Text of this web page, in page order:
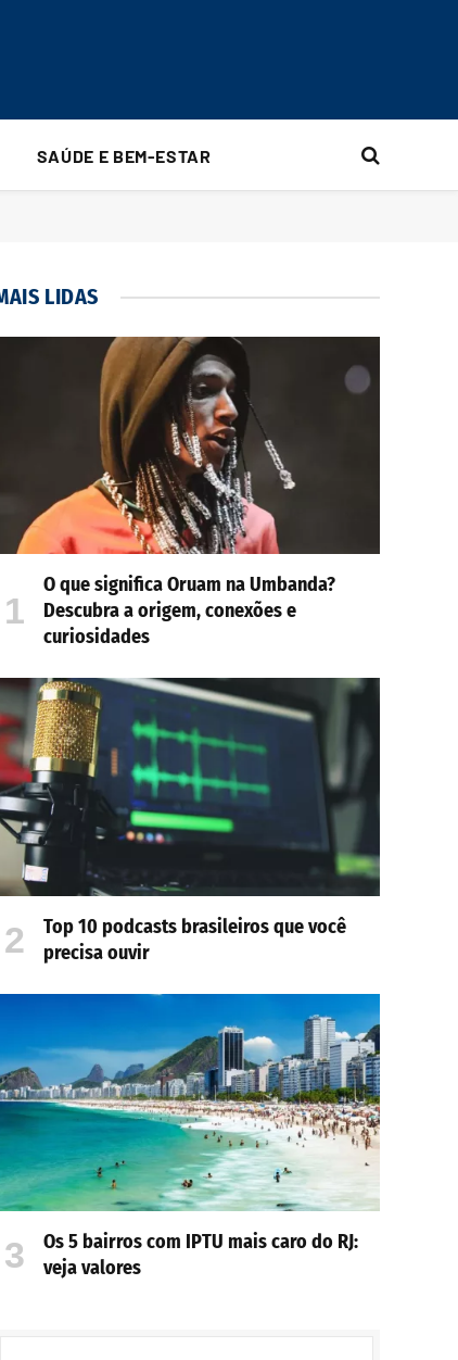
SAÚDE E BEM-ESTAR
LIDAS
O que significa Oruam na Umbanda?
Descubra a origem, conexões e
curiosidades
Top 10 podcasts brasileiros que você
precisa ouvir
Os 5 bairros com IPTU mais caro do RJ:
veja valores